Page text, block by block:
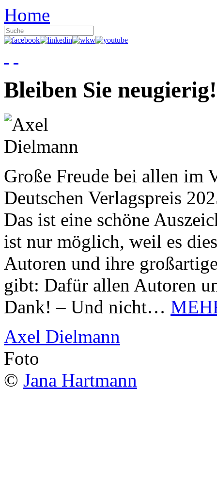
Home
Bleiben Sie neugierig!
Große Freude bei allen im
Deutschen Verlagspreis
Das ist eine schöne
ist nur möglich, weil es
Autoren und ihre
gibt: Dafür allen Autoren
Dank! – Und nicht…
Axel Dielmann
Foto
© Jana Hartmann